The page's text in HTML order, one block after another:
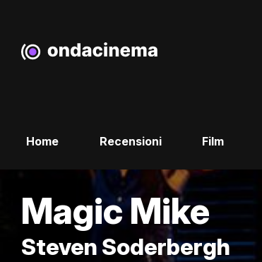
Home Recensioni Film
Magic Mike
Steven Soderbergh